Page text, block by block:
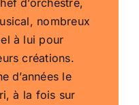
d’orchestre,
nombreux
à lui pour
créations.
d’années le
à la fois sur